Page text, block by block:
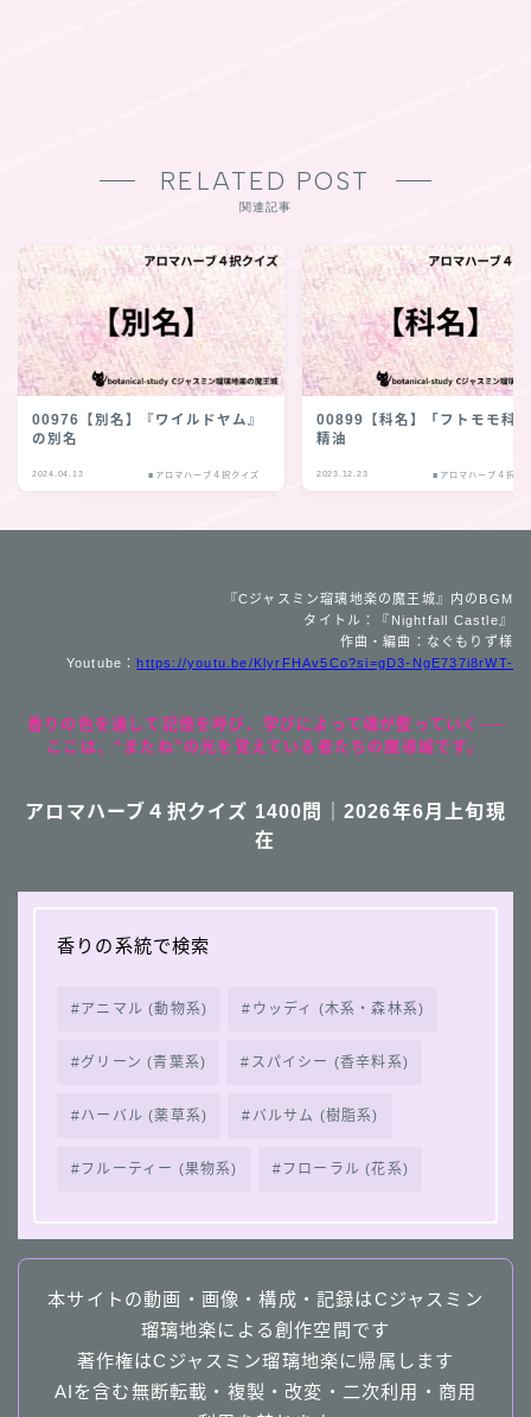
RELATED POST
関連記事
00976【別名】『ワイルドヤム』
の別名
2024.04.13 ■アロマハーブ４択クイズ
00899【科名】「フトモモ科
精油
2023.12.23 ■アロマハーブ４択ク
『Cジャスミン瑠璃地楽の魔王城』内のBGM
タイトル：『Nightfall Castle』
作曲・編曲：なぐもりず様
Youtube：https://youtu.be/KlyrFHAv5Co?si=gD3-NgE737i8rWT-
香りの色を通して記憶を呼び、学びによって魂が整っていく──
ここは、“またね”の光を覚えている者たちの魔導城です。
アロマハーブ４択クイズ 1400問｜2026年6月上旬現
在
香りの系統で検索
アニマル (動物系) ウッディ (木系・森林系)
グリーン (青葉系) スパイシー (香辛料系)
ハーバル (薬草系) バルサム (樹脂系)
フルーティー (果物系) フローラル (花系)
本サイトの動画・画像・構成・記録はCジャスミン
瑠璃地楽による創作空間です
著作権はCジャスミン瑠璃地楽に帰属します
AIを含む無断転載・複製・改変・二次利用・商用